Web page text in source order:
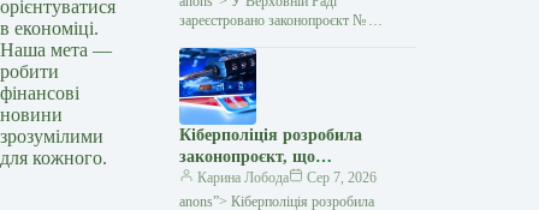
орієнтуватися
в економіці.
Наша мета —
робити
фінансові
новини
зрозумілими
для кожного.
Мінфін
зареєстровано законопроєкт №
змінити підхід до захисту
паркувальних місць для людей з
інвалідністю. Окрім
Кіберполіція розробила
законопроєкт, що
запроваджує кримінальну
відповідальність для дропів
Карина Лобода
Сер 7, 2026
anons”> Кіберполіція розробила